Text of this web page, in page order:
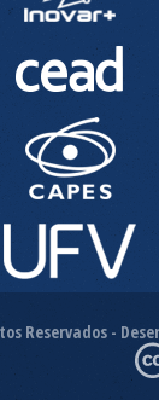
Reservados -